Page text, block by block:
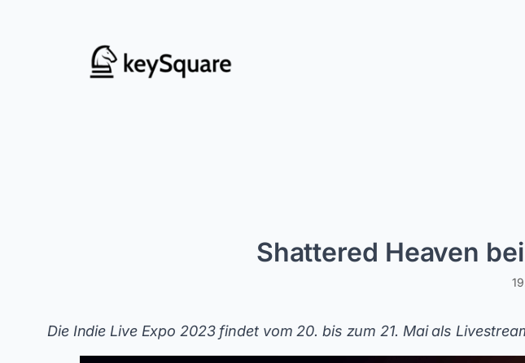
Shattered Heaven
Die Indie Live Expo 2023 findet vom 20. bis zum 21. Mai als